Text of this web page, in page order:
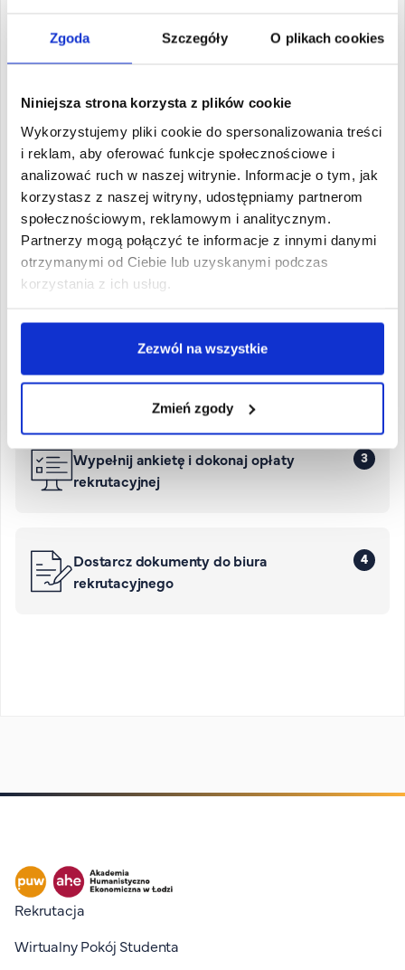
Zgoda Szczegóły O plikach cookies
Niniejsza strona korzysta z plików cookie
Wykorzystujemy pliki cookie do spersonalizowania treści
i reklam, aby oferować funkcje społecznościowe i
analizować ruch w naszej witrynie. Informacje o tym, jak
korzystasz z naszej witryny, udostępniamy partnerom
społecznościowym, reklamowym i analitycznym.
Partnerzy mogą połączyć te informacje z innymi danymi
otrzymanymi od Ciebie lub uzyskanymi podczas
korzystania z ich usług.
Zezwól na wszystkie
Zmień zgody
Proces rekrutacji
4 kroki do wymarzonej kariery!
1
Wybierz kierunek
Zobacz katalog
2
Zarejestruj się
3
Wypełnij ankietę i dokonaj opłaty
rekrutacyjnej
4
Dostarcz dokumenty do biura
rekrutacyjnego
Stopka I
Rekrutacja
Wirtualny Pokój Studenta